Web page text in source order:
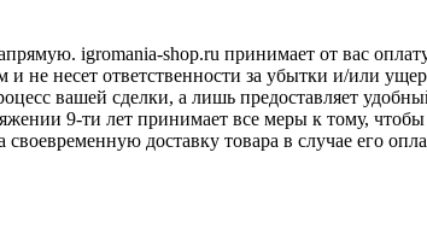
igromania-shop.ru принимает от вас
не несет ответственности за убытки и/или
вашей сделки, а лишь предоставляет
9-ти лет принимает все меры к тому,
своевременную доставку товара в случае его